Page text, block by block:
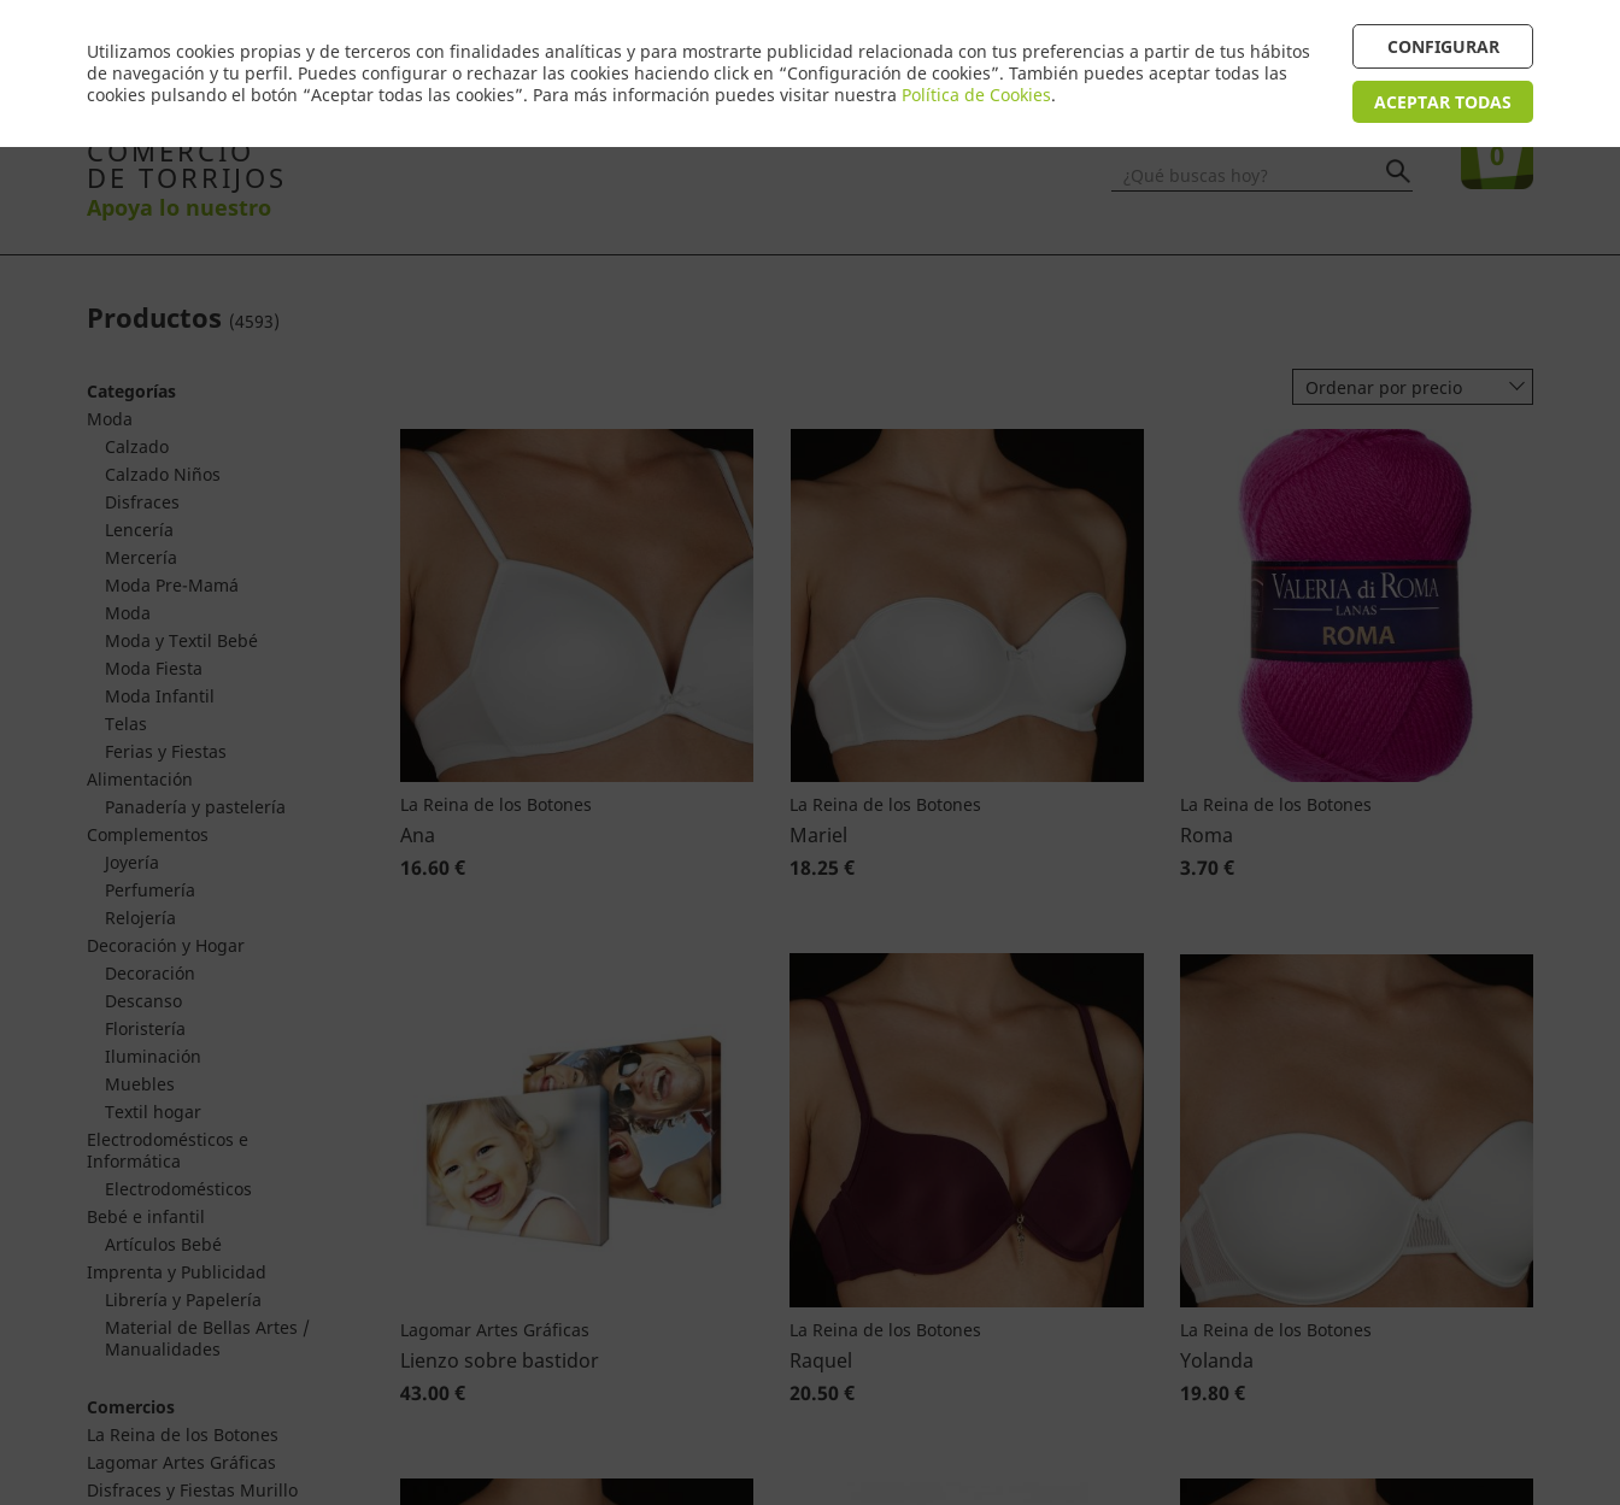
Utilizamos cookies propias y de terceros con finalidades analíticas y para mostrarte publicidad relacionada con tus preferencias a partir de tus hábitos
de navegación y tu perfil. Puedes configurar o rechazar las cookies haciendo click en “Configuración de cookies”. También puedes aceptar todas las
cookies pulsando el botón “Aceptar todas las cookies”. Para más información puedes visitar nuestra Política de Cookies.
CONFIGURAR
ACEPTAR TODAS
¿Necesitas ayuda? FAQ
Tu compra
0
Inicio Productos Comercios Ofertas Contacto
¿Qué buscas hoy?
COMERCIO
DE TORRIJOS
Apoya lo nuestro
Productos (4593)
Categorías
Moda
Calzado
Calzado Niños
Disfraces
Lencería
Mercería
Moda Pre-Mamá
Moda
Moda y Textil Bebé
Moda Fiesta
Moda Infantil
Telas
Ferias y Fiestas
Alimentación
Panadería y pastelería
Complementos
Joyería
Perfumería
Relojería
Decoración y Hogar
Decoración
Descanso
Floristería
Iluminación
Muebles
Textil hogar
Electrodomésticos e
Informática
Electrodomésticos
Bebé e infantil
Artículos Bebé
Imprenta y Publicidad
Librería y Papelería
Material de Bellas Artes /
Manualidades
Comercios
La Reina de los Botones
Lagomar Artes Gráficas
Disfraces y Fiestas Murillo
Ordenar por precio
La Reina de los Botones
Ana
16.60 €
La Reina de los Botones
Mariel
18.25 €
La Reina de los Botones
Roma
3.70 €
Lagomar Artes Gráficas
Lienzo sobre bastidor
43.00 €
La Reina de los Botones
Raquel
20.50 €
La Reina de los Botones
Yolanda
19.80 €